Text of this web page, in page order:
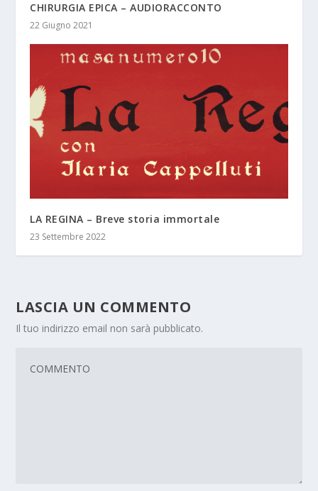
CHIRURGIA EPICA – AUDIORACCONTO
22 Giugno 2021
LA REGINA – Breve storia immortale
23 Settembre 2022
LASCIA UN COMMENTO
Il tuo indirizzo email non sarà pubblicato.